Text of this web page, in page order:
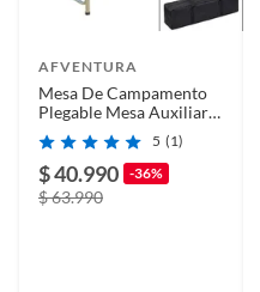
AFVENTURA
Mesa De Campamento
Plegable Mesa Auxiliar
Plegable Gris
5 (1)
$ 40.990 -36%
$ 63.990